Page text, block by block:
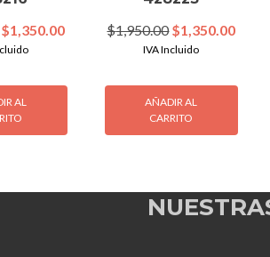
Original
price
$1,950.00.
$1,350.00Current
$1,350.00.
AL
$1,950.00Original
price
$1,950.00.
$1,350.00
IVA Incluido
AÑADIR AL
CARRITO